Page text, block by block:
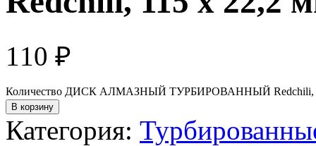
110 ₽
Количество ДИСК АЛМАЗНЫЙ ТУРБИРОВАННЫЙ Redchili,
В корзину
Категория: